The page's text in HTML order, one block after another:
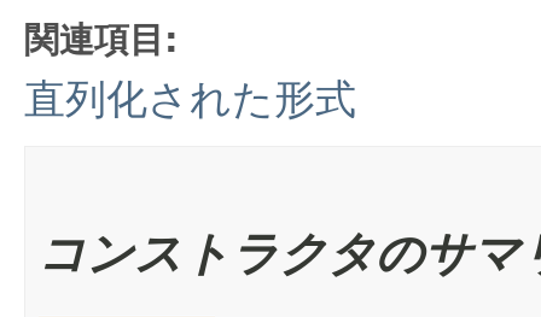
関連項目:
直列化された形式
コンストラクタのサマ